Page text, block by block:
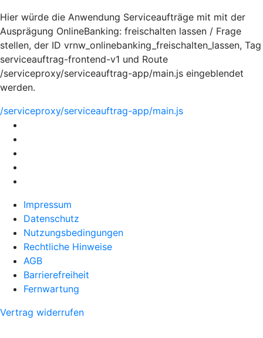
Hier würde die Anwendung Serviceaufträge mit mit der
Ausprägung OnlineBanking: freischalten lassen / Frage
stellen, der ID vrnw_onlinebanking_freischalten_lassen, Tag
serviceauftrag-frontend-v1 und Route
/serviceproxy/serviceauftrag-app/main.js eingeblendet
werden.
/serviceproxy/serviceauftrag-app/main.js
Impressum
Datenschutz
Nutzungsbedingungen
Rechtliche Hinweise
AGB
Barrierefreiheit
Fernwartung
Vertrag widerrufen